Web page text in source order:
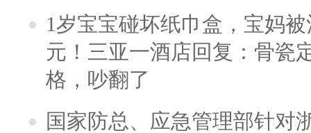
1岁宝宝碰坏纸巾盒，宝妈
元！三亚一酒店回复：骨瓷
格，吵翻了
国家防总、应急管理部针对